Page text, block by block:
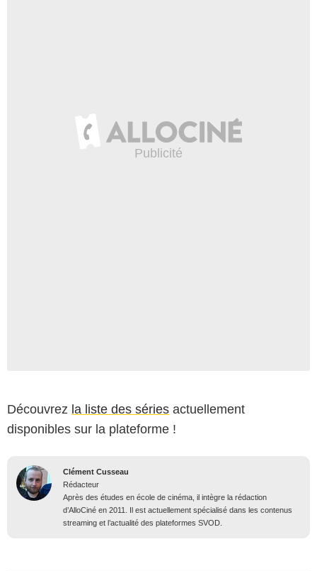
Découvrez la liste des séries actuellement
disponibles sur la plateforme !
Clément Cusseau
Rédacteur
Après des études en école de cinéma, il intègre la rédaction
d’AlloCiné en 2011. Il est actuellement spécialisé dans les contenus
streaming et l’actualité des plateformes SVOD.